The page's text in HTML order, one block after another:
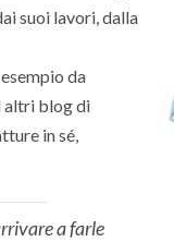
suoi lavori, dalla
da
altri blog di
in sé,
a farle